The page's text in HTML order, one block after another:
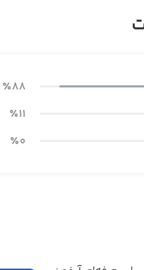
٪88
٪11
٪0